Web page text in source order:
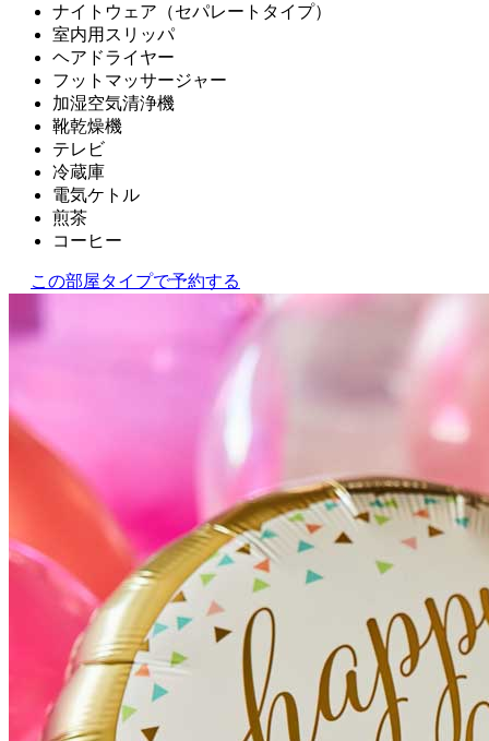
ナイトウェア（セパレートタイプ）
室内用スリッパ
ヘアドライヤー
フットマッサージャー
加湿空気清浄機
靴乾燥機
テレビ
冷蔵庫
電気ケトル
煎茶
コーヒー
この部屋タイプで予約する